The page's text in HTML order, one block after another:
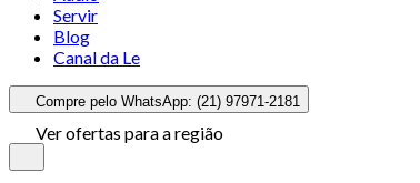
Servir
Blog
Canal da Le
Compre pelo WhatsApp: (21) 97971-2181
Ver ofertas para a região